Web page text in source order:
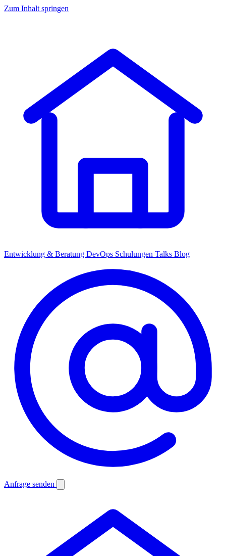
Zum Inhalt springen
Entwicklung & Beratung DevOps Schulungen Talks Blog
Anfrage senden